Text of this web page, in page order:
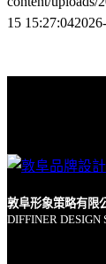
15 15:27:04
敦阜形象策略有限
DIFFINER DESIGN